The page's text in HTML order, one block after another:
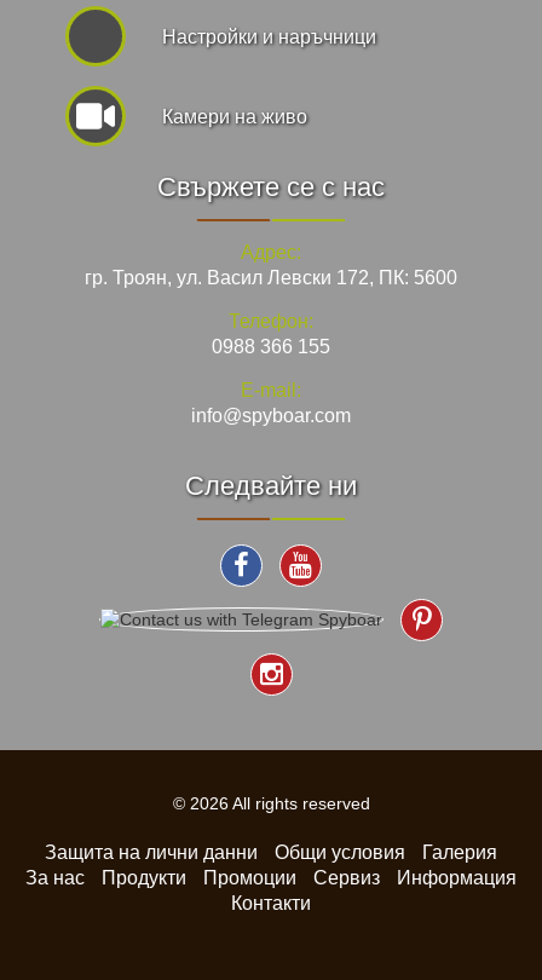
Hастройки и наръчници
Камери на живо
Свържете се с нас
Адрес:
гр. Троян, ул. Васил Левски 172, ПК: 5600
Телефон:
0988 366 155
E-mail:
info@spyboar.com
Следвайте ни
© 2026 All rights reserved
Защита на лични данни Общи условия
Галерия
За нас
Продукти Промоции Сервиз
Информация
Контакти